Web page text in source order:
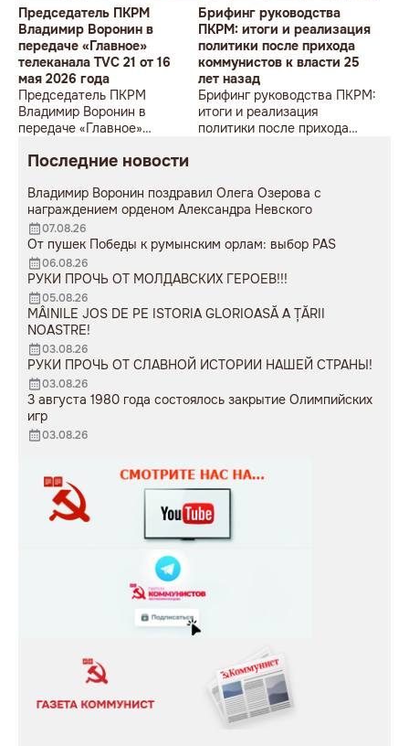
Председатель ПКРМ
Владимир Воронин в
передаче «Главное»
телеканала TVC 21 от 16
мая 2026 года
Председатель ПКРМ
Владимир Воронин в
передаче «Главное»
2026 года
Брифинг руководства
ПКРМ: итоги и реализация
политики после прихода
коммунистов к власти 25
лет назад
Брифинг руководства ПКРМ:
итоги и реализация
политики после прихода
Последние новости
Владимир Воронин поздравил Олега Озерова с
награждением орденом Александра Невского
07.08.26
От пушек Победы к румынским орлам: выбор PAS
06.08.26
РУКИ ПРОЧЬ ОТ МОЛДАВСКИХ ГЕРОЕВ!!!
05.08.26
MÂINILE JOS DE PE ISTORIA GLORIOASĂ A ȚĂRII
NOASTRE!
03.08.26
РУКИ ПРОЧЬ ОТ СЛАВНОЙ ИСТОРИИ НАШЕЙ СТРАНЫ!
03.08.26
3 августа 1980 года состоялось закрытие Олимпийских
игр
03.08.26